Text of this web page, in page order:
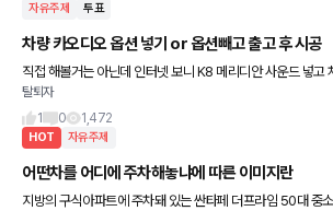
자유주제 투표
차량 카오디오 옵션 넣기 or 옵션빼고 출고 후 시공
직접 해볼거는 아닌데 인터넷 보니 K8 메리디안 사운드 넣고
에 오디오 교체하기로 논쟁하는 글을 봐서요. 어느 쪽이 더 낫
탈퇴자
1
0 1,472
HOT 자유주제
어떤차를 어디에 주차해놓냐에 따른 이미지란
지방의 구식아파트에 주차돼 있는 싼타페 더프라임 50대 중소기업